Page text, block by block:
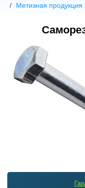
Метизная продукция